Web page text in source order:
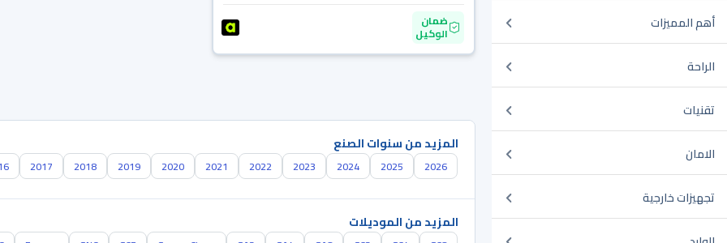
أهم المميزات
الراحة
تقنيات
الامان
تجهيزات خارجية
ضمان
الوكيل
المزيد من سنوات الصنع
2026
2025
2024
2023
2022
2021
2020
2019
2018
2017
المزيد من الموديلات